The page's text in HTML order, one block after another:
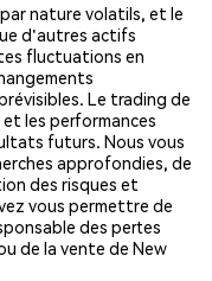
nature volatils, et le
d'autres actifs
fluctuations en
Le trading de
les performances
futurs. Nous vous
approfondies, de
des risques et
vous permettre de
des pertes
de la vente de New